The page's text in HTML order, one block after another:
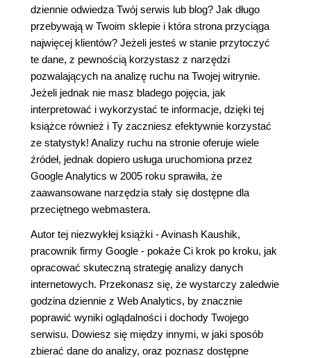
dziennie odwiedza Twój serwis lub blog? Jak długo
przebywają w Twoim sklepie i która strona przyciąga
najwięcej klientów? Jeżeli jesteś w stanie przytoczyć
te dane, z pewnością korzystasz z narzędzi
pozwalających na analizę ruchu na Twojej witrynie.
Jeżeli jednak nie masz bladego pojęcia, jak
interpretować i wykorzystać te informacje, dzięki tej
książce również i Ty zaczniesz efektywnie korzystać
ze statystyk! Analizy ruchu na stronie oferuje wiele
źródeł, jednak dopiero usługa uruchomiona przez
Google Analytics w 2005 roku sprawiła, że
zaawansowane narzędzia stały się dostępne dla
przeciętnego webmastera.
Autor tej niezwykłej książki - Avinash Kaushik,
pracownik firmy Google - pokaże Ci krok po kroku, jak
opracować skuteczną strategię analizy danych
internetowych. Przekonasz się, że wystarczy zaledwie
godzina dziennie z Web Analytics, by znacznie
poprawić wyniki oglądalności i dochody Twojego
serwisu. Dowiesz się między innymi, w jaki sposób
zbierać dane do analizy, oraz poznasz dostępne